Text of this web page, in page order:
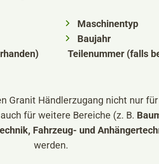
Maschinentyp
Baujahr
Teilenummer (falls
Granit Händlerzugang nicht nur
für weitere Bereiche (z. B.
Fahrzeug- und
werden.